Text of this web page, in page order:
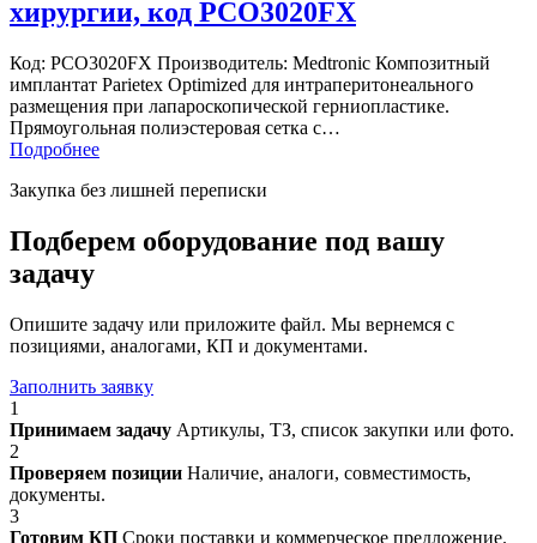
хирургии, код PCO3020FX
Код: PCO3020FX Производитель: Medtronic Композитный
имплантат Parietex Optimized для интраперитонеального
размещения при лапароскопической герниопластике.
Прямоугольная полиэстеровая сетка с…
Подробнее
Закупка без лишней переписки
Подберем оборудование под вашу
задачу
Опишите задачу или приложите файл. Мы вернемся с
позициями, аналогами, КП и документами.
Заполнить заявку
1
Принимаем задачу Артикулы, ТЗ, список закупки или фото.
2
Проверяем позиции Наличие, аналоги, совместимость,
документы.
3
Готовим КП Сроки поставки и коммерческое предложение.